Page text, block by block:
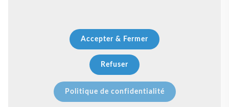
Accepter & Fermer
Refuser
Politique de confidentialité